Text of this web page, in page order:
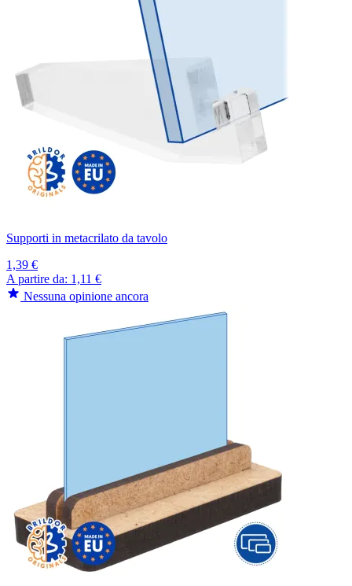
Supporti in metacrilato da tavolo
1,39 €
A partire da: 1,11 €
Nessuna opinione ancora